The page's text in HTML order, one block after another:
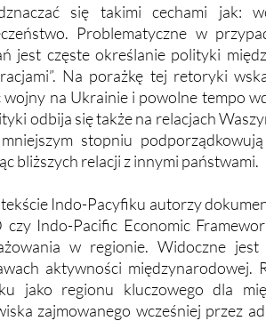
się takimi cechami jak:
Problematyczne w
jest częste określanie polityki
Na porażkę tej retoryki
wojny na Ukrainie i powolne tempo
odbija się także na relacjach
stopniu
bliższych relacji z innymi państwami.
Indo-Pacyfiku autorzy
czy Indo-Pacific Economic
w regionie. Widoczne
aktywności międzynarodowej.
jako regionu kluczowego dla
zajmowanego wcześniej przez